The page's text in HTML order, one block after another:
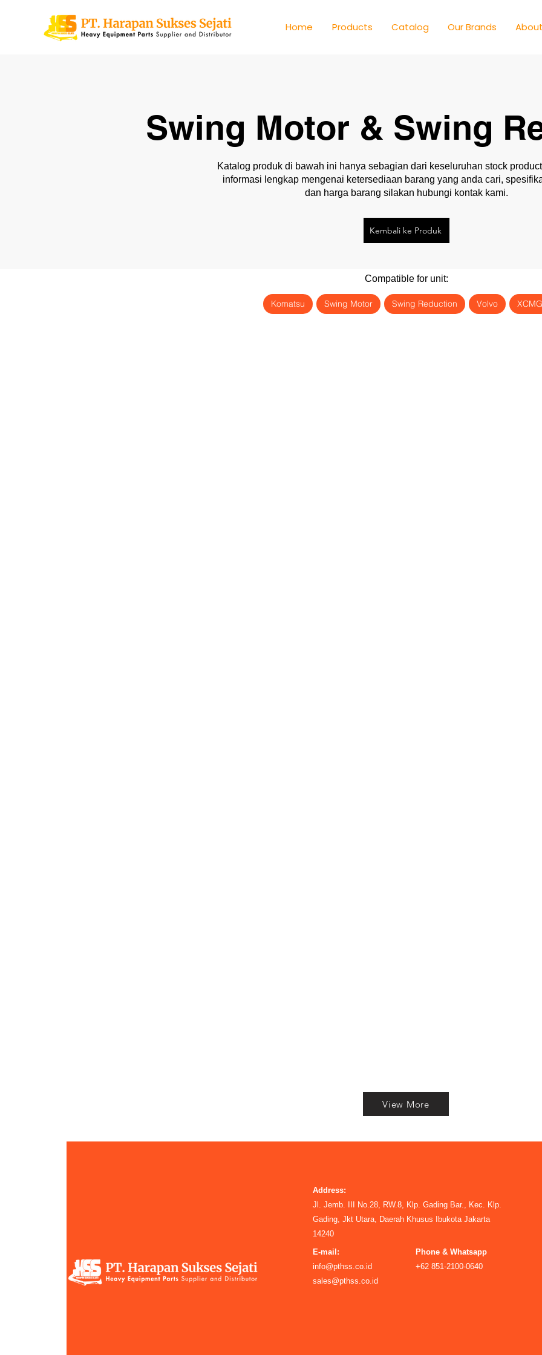
Home Products Catalog Our Brands
Swing Motor & Swing
Katalog produk di bawah ini hanya sebagian dari keseluruhan stock
informasi lengkap mengenai ketersediaan barang yang anda cari,
dan harga barang silakan hubungi kontak kami.
Kembali ke Produk
Compatible for unit:
Komatsu Swing Motor Swing Reduction Volvo XCMG
View More
Address:
Jl. Jemb. III No.28, RW.8, Klp. Gading Bar., Kec. Klp.
Gading, Jkt Utara, Daerah Khusus Ibukota Jakarta
14240
E-mail:
info@pthss.co.id
sales@pthss.co.id
Phone & Whatsapp
+62 851-2100-0640